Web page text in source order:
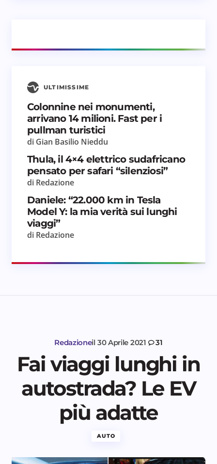
per il prossimo commento.
Invia commento
ULTIMISSIME
Colonnine nei monumenti,
arrivano 14 milioni. Fast per i
pullman turistici
di Gian Basilio Nieddu
Thula, il 4×4 elettrico sudafricano
pensato per safari “silenziosi”
di Redazione
Daniele: “22.000 km in Tesla
Model Y: la mia verità sui lunghi
viaggi”
di Redazione
Redazioneil 30 Aprile 2021 31
Fai viaggi lunghi in
autostrada? Le EV
più adatte
AUTO